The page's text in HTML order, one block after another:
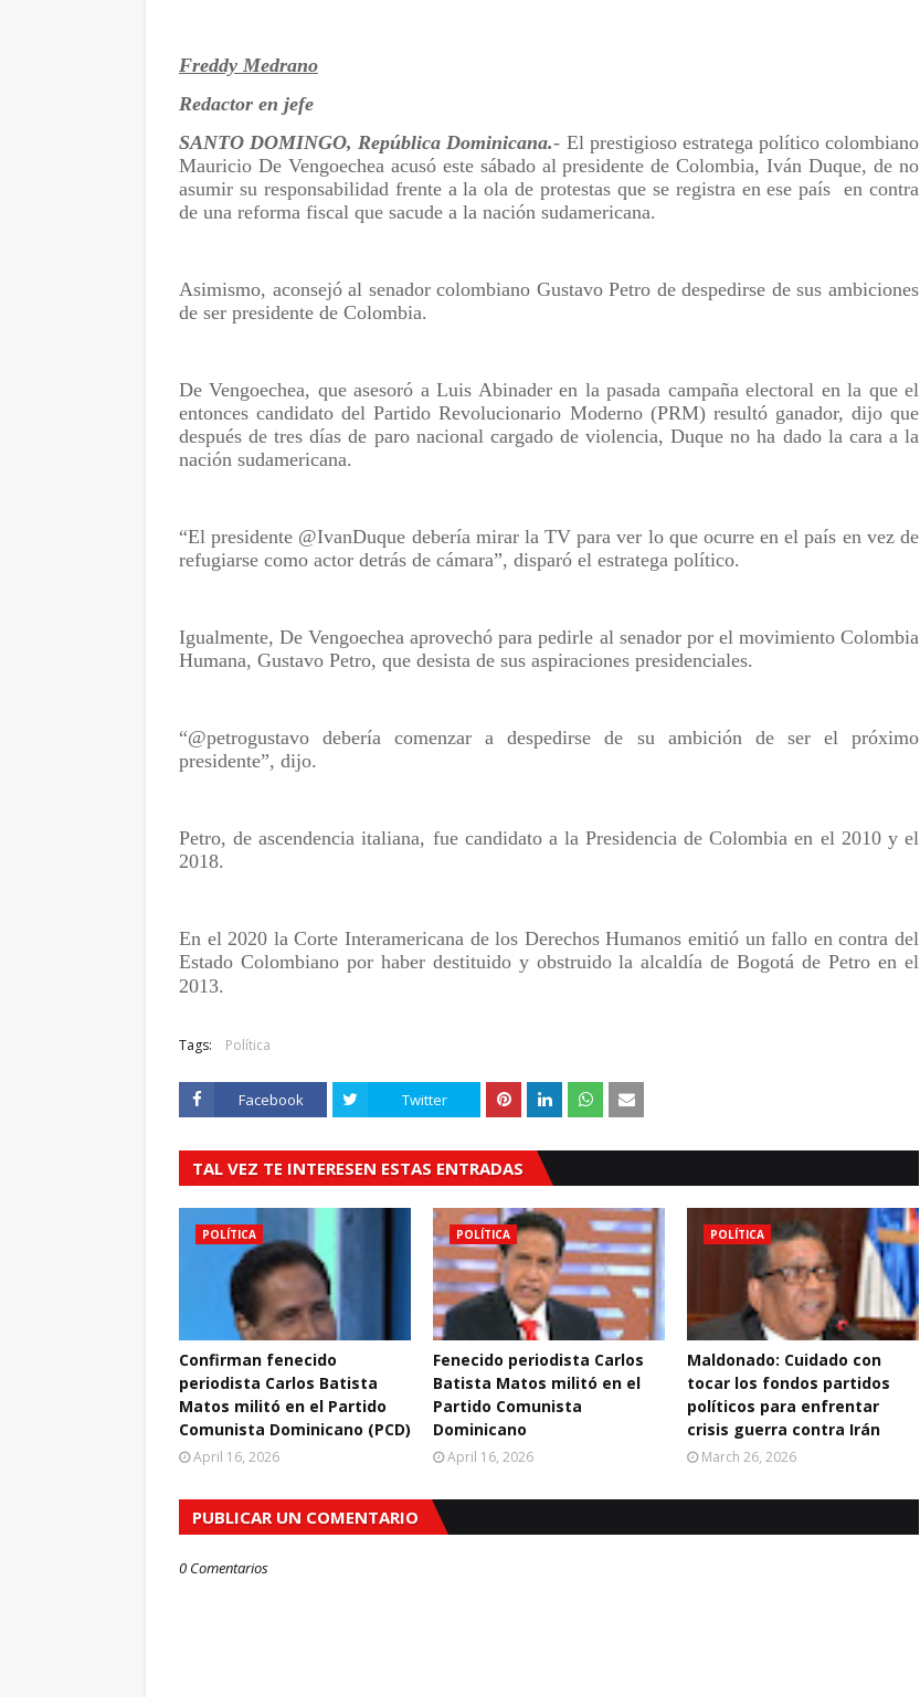
Freddy Medrano
Redactor en jefe
SANTO DOMINGO, República Dominicana.- El prestigioso estratega político colombiano
Mauricio De Vengoechea acusó este sábado al presidente de Colombia, Iván Duque, de no
asumir su responsabilidad frente a la ola de protestas que se registra en ese país
en contra
de una reforma fiscal que sacude a la nación sudamericana.
Asimismo, aconsejó al senador colombiano Gustavo Petro de despedirse de sus ambiciones
de ser presidente de Colombia.
De Vengoechea, que asesoró a Luis Abinader en la pasada campaña electoral en la que el
entonces candidato del Partido Revolucionario Moderno (PRM) resultó ganador, dijo que
después de tres días de paro nacional cargado de violencia, Duque no ha dado la cara a la
nación sudamericana.
“El presidente @IvanDuque debería mirar la TV para ver lo que ocurre en el país en vez de
refugiarse como actor detrás de cámara”, disparó el estratega político.
Igualmente, De Vengoechea aprovechó para pedirle al senador por el movimiento Colombia
Humana, Gustavo Petro, que desista de sus aspiraciones presidenciales.
“@petrogustavo debería comenzar a despedirse de su ambición de ser el próximo
presidente”, dijo.
Petro, de ascendencia italiana, fue candidato a la Presidencia de Colombia en el 2010 y el
2018.
En el 2020 la Corte Interamericana de los Derechos Humanos emitió un fallo en contra del
Estado Colombiano por haber destituido y obstruido la alcaldía de Bogotá de Petro en el
2013.
Tags: Política
Facebook Twitter
TAL VEZ TE INTERESEN ESTAS ENTRADAS
POLÍTICA
Confirman fenecido
periodista Carlos Batista
Matos militó en el Partido
Comunista Dominicano (PCD)
April 16, 2026
POLÍTICA
Fenecido periodista Carlos
Batista Matos militó en el
Partido Comunista
Dominicano
April 16, 2026
POLÍTICA
Maldonado: Cuidado con
tocar los fondos partidos
políticos para enfrentar
crisis guerra contra Irán
March 26, 2026
PUBLICAR UN COMENTARIO
0 Comentarios